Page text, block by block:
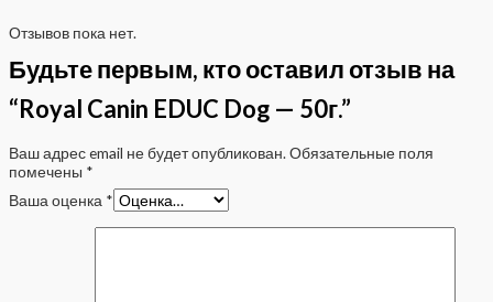
Отзывов пока нет.
Будьте первым, кто оставил отзыв на
“Royal Canin EDUC Dog — 50г.”
Ваш адрес email не будет опубликован. Обязательные поля
помечены *
Ваша оценка *